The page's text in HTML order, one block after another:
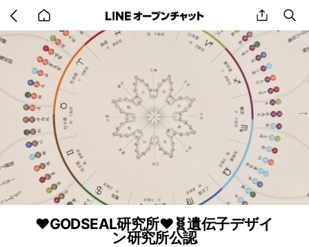
back
to
home
share
❤️GODSEAL研究所❤️🧬遺伝子デザイ
ン研究所公認